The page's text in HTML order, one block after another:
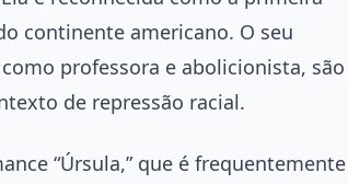
continente americano. O seu
professora e abolicionista, são
de repressão racial.
“Úrsula,” que é frequentemente